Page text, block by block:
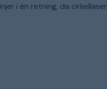
i én retning, da